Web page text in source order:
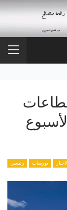
بورصات رئيسي